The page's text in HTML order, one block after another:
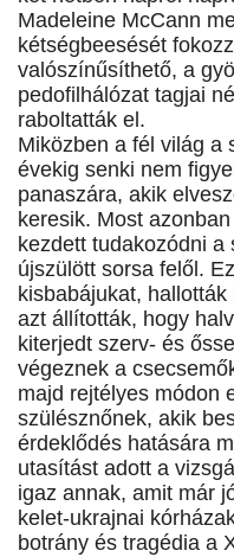
Madeleine McCann
kétségbeesését
valószínűsíthető, a
pedofilhálózat tagjai
raboltatták el.
Miközben a fél világ a
évekig senki nem
panaszára, akik
keresik. Most
kezdett tudakozódni
újszülött sorsa felől.
kisbabájukat,
azt állították, hogy
kiterjedt szerv- és
végeznek a
majd rejtélyes módon
szülésznőnek, akik
érdeklődés hatására
utasítást adott a
igaz annak, amit már
kelet-ukrajnai
botrány és tragédia a